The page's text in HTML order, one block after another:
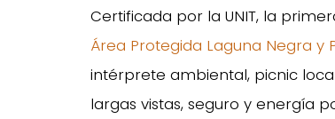
Certificada por la UNIT, la
Área Protegida Laguna Negra y
intérprete ambiental, picnic
largas vistas, seguro y energía